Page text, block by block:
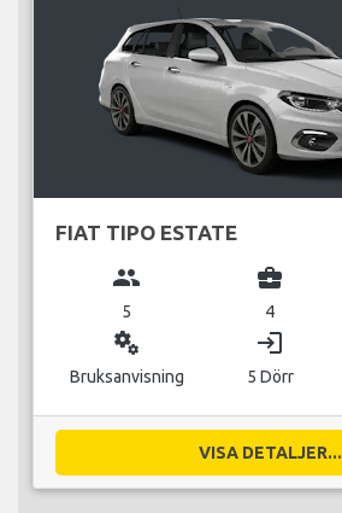
FIAT TIPO ESTATE
group
5
business_center
4
miscellaneous_services
Bruksanvisning
login
5 Dörr
VISA DETALJER...